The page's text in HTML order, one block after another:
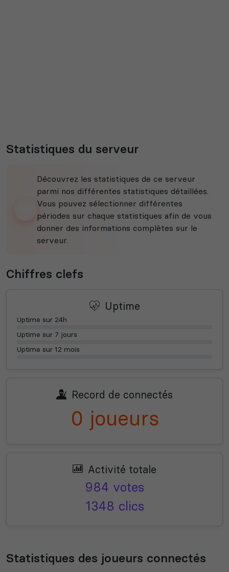
Statistiques du serveur
Découvrez les statistiques de ce serveur
parmi nos différentes statistiques détaillées.
Vous pouvez sélectionner différentes
périodes sur chaque statistiques afin de vous
donner des informations complètes sur le
serveur.
Chiffres clefs
Uptime
Uptime sur 24h
Uptime sur 7 jours
Uptime sur 12 mois
Record de connectés
0 joueurs
Activité totale
984 votes
1348 clics
Statistiques des joueurs connectés